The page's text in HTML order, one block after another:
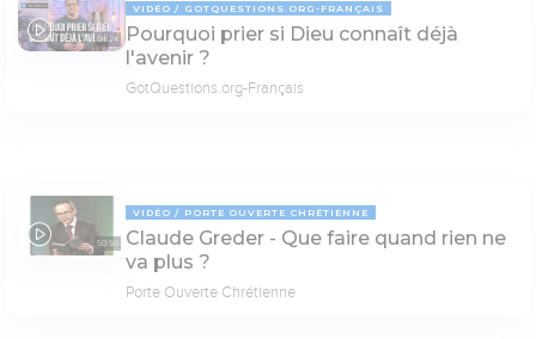
04:24
VIDÉO GOTQUESTIONS.ORG-FRANÇAIS
Pourquoi prier si Dieu connaît déjà
l'avenir ?
GotQuestions.org-Français
50:50
VIDÉO PORTE OUVERTE CHRÉTIENNE
Claude Greder - Que faire quand rien ne
va plus ?
Porte Ouverte Chrétienne